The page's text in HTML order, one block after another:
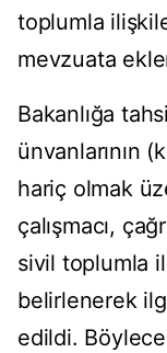
toplumla
mevzuata
Bakanlığa
ünvanlarının
hariç olmak
çalışmacı,
sivil toplumla
belirlenerek
edildi.